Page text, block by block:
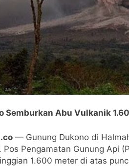
Semburkan Abu Vulkanik
— Gunung Dukono di
Pengamatan Gunung Api
1.600 meter di atas